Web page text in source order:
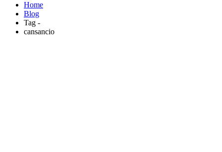
Home
Blog
Tag -
cansancio